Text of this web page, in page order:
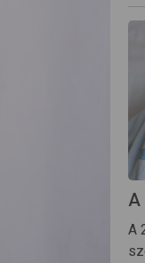
A
A